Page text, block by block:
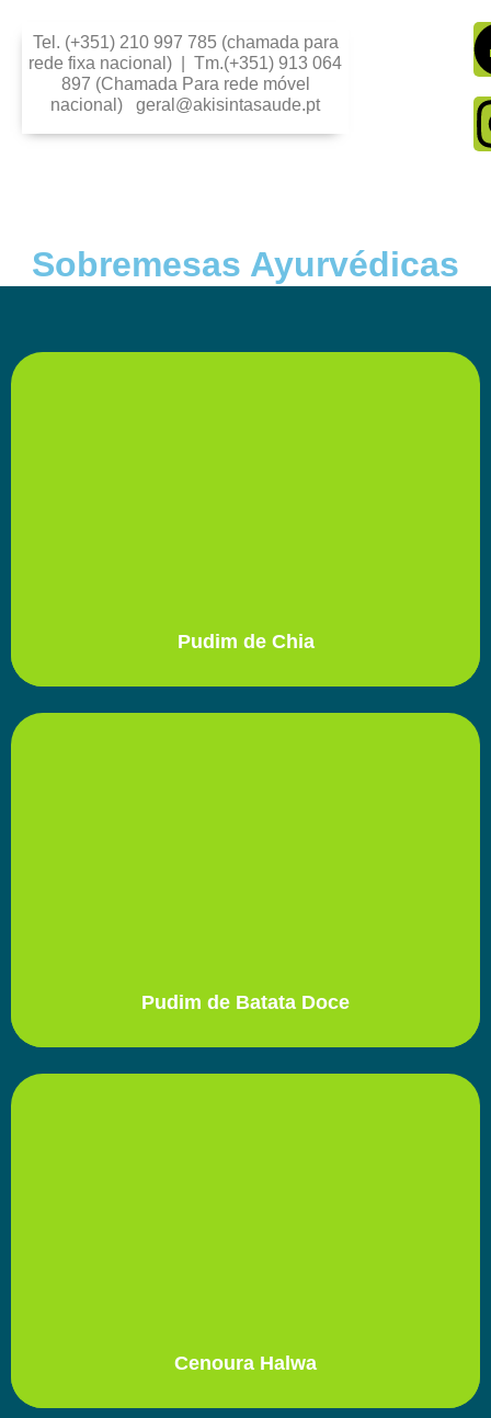
Tel. (+351) 210 997 785 (chamada para
rede fixa nacional) | Tm.(+351) 913 064
897 (Chamada Para rede móvel
nacional) geral@akisintasaude.pt
Sobremesas Ayurvédicas
Pudim de Chia
Pudim de Batata Doce
Cenoura Halwa